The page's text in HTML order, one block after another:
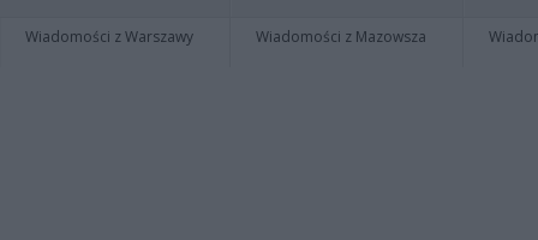
Wiadomości z Warszawy Wiadomości z Mazowsza